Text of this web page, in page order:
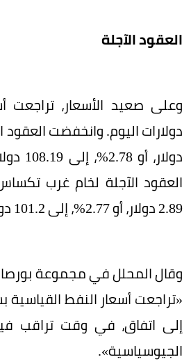
العقود الآجلة
العقود الآجلة لخام غرب
2.89 دولار، أو 2.77%، إلى 101.2 دولار.
وقال المحلل في مجموعة
«تراجعت أسعار النفط
إلى اتفاق، في وقت تراقب
الجيوسياسية».